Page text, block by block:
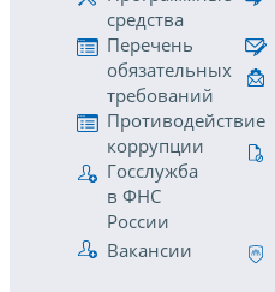
средства
Перечень
обязательных
требований
Противодействие
коррупции
Госслужба
в ФНС
России
Вакансии